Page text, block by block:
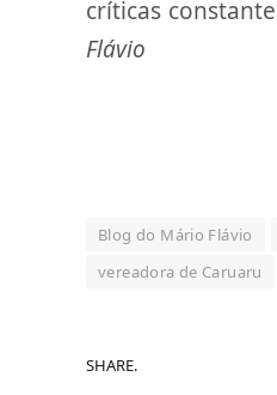
críticas
Flávio
Blog do Mário Flávio
vereadora de Caruaru
SHARE.